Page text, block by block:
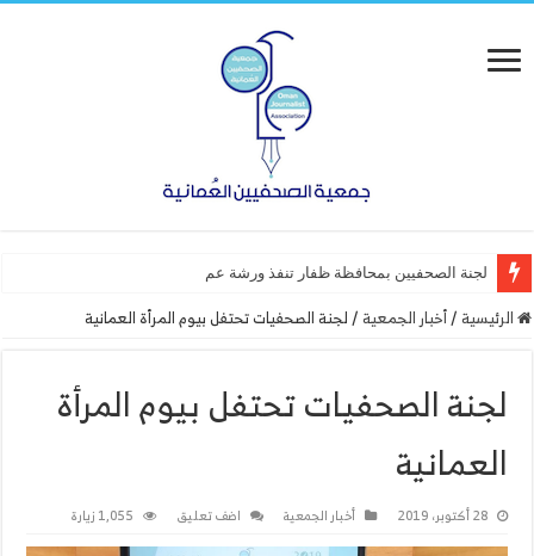
لجنة الصحفيين بمحافظة ظفار تنفذ ورشة عمل “أساسيات التص
الرئيسية /أخبار الجمعية /لجنة الصحفيات تحتفل بيوم المرأة العمانية
لجنة الصحفيات تحتفل بيوم المرأة
العمانية
28 أكتوبر، 2019 أخبار الجمعية اضف تعليق 1,055 زيارة